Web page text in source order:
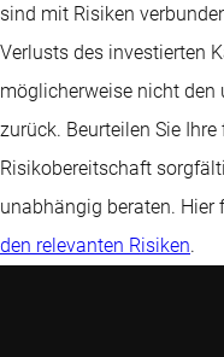
sind mit Risiken
Verlusts des investierten
möglicherweise nicht den
zurück. Beurteilen Sie
Risikobereitschaft
unabhängig beraten. Hier
den relevanten Risiken.